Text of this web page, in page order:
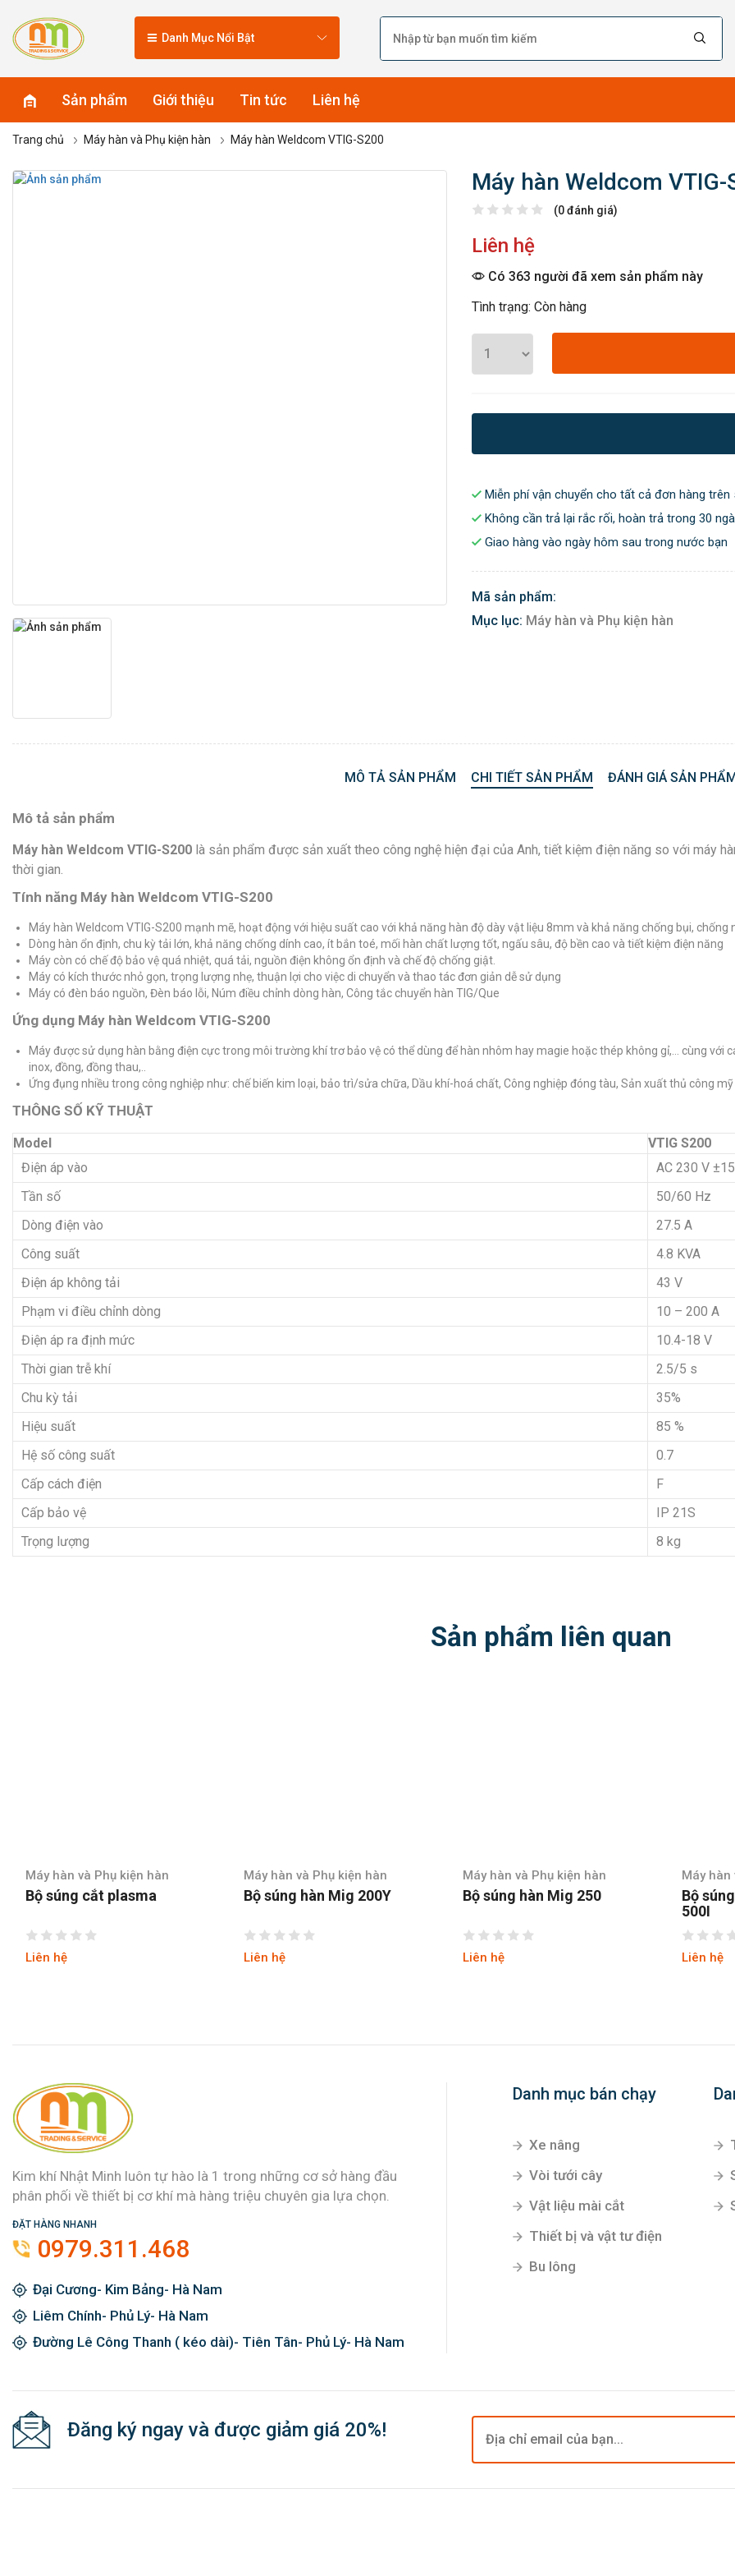
Danh Mục Nổi Bật
Sản phẩm Giới thiệu Tin tức Liên hệ
Trang chủ Máy hàn và Phụ kiện hàn Máy hàn Weldcom VTIG-S200
Máy hàn Weldcom VTIG-
(0 đánh giá)
Liên hệ
Có 363 người đã xem sản phẩm này
Tình trạng: Còn hàng
Miễn phí vận chuyển cho tất cả đơn hàng trên
Không cần trả lại rắc rối, hoàn trả trong 30
Giao hàng vào ngày hôm sau trong nước bạn
Mã sản phẩm:
Mục lục: Máy hàn và Phụ kiện hàn
MÔ TẢ SẢN PHẨM CHI TIẾT SẢN PHẨM ĐÁNH GIÁ SẢN
Mô tả sản phẩm
Máy hàn Weldcom VTIG-S200 là sản phẩm được sản xuất theo công nghệ hiện đại của Anh, tiết kiệm điện năng so với máy
thời gian.
Tính năng Máy hàn Weldcom VTIG-S200
Máy hàn Weldcom VTIG-S200 mạnh mẽ, hoạt động với hiệu suất cao với khả năng hàn độ dày vật liệu 8mm và khả năng chống bụi, chống
Dòng hàn ổn định, chu kỳ tải lớn, khả năng chống dính cao, ít bắn toé, mối hàn chất lượng tốt, ngấu sâu, độ bền cao và tiết kiệm điện năng
Máy còn có chế độ bảo vệ quá nhiệt, quá tải, nguồn điện không ổn định và chế độ chống giật.
Máy có kích thước nhỏ gọn, trọng lượng nhẹ, thuận lợi cho việc di chuyển và thao tác đơn giản dễ sử dụng
Máy có đèn báo nguồn, Đèn báo lỗi, Núm điều chỉnh dòng hàn, Công tắc chuyển hàn TIG/Que
Ứng dụng Máy hàn Weldcom VTIG-S200
Máy được sử dụng hàn bằng điện cực trong môi trường khí trơ bảo vệ có thể dùng để hàn nhôm hay magie hoặc thép không gỉ,… cùng với
inox, đồng, đồng thau,..
Ứng đụng nhiều trong công nghiệp như: chế biến kim loại, bảo trì/sửa chữa, Dầu khí-hoá chất, Công nghiệp đóng tàu, Sản xuất thủ công
THÔNG SỐ KỸ THUẬT
Model
VTIG S200
Điện áp vào
AC 230 V
Tần số
50/60 Hz
Dòng điện vào
27.5 A
Công suất
4.8 KVA
Điện áp không tải
43 V
Phạm vi điều chỉnh dòng
10 – 200 A
Điện áp ra định mức
10.4-18 V
Thời gian trễ khí
2.5/5 s
Chu kỳ tải
35%
Hiệu suất
85 %
Hệ số công suất
0.7
Cấp cách điện
F
Cấp bảo vệ
IP 21S
Trọng lượng
8 kg
Sản phẩm liên quan
Máy hàn và Phụ kiện hàn
Bộ súng hàn Mig 200Y
Liên hệ
Máy hàn và Phụ kiện hàn
Bộ súng hàn Mig 250
Liên hệ
Máy hàn và Phụ kiện hàn
Bộ súng hàn Mig 350I, Mig
Liên hệ
Máy
Bộ
Liên hệ
Kim khí Nhật Minh luôn tự hào là 1 trong những cơ sở hàng đầu
phân phối về thiết bị cơ khí mà hàng triệu chuyên gia lựa chọn.
ĐẶT HÀNG NHANH
0979.311.468
Đại Cương- Kim Bảng- Hà Nam
Liêm Chính- Phủ Lý- Hà Nam
Đường Lê Công Thanh ( kéo dài)- Tiên Tân- Phủ Lý- Hà Nam
Danh mục bán chạy
Xe nâng
Vòi tưới cây
Vật liệu mài cắt
Thiết bị và vật tư điện
Bu lông
Đăng ký ngay và được giảm giá 20%!